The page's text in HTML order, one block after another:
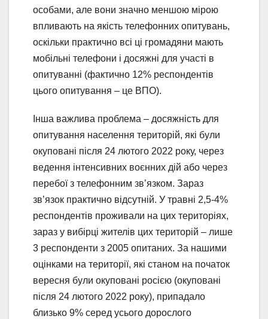
особами, але вони значно меншою мірою
впливають на якість телефонних опитувань,
оскільки практично всі ці громадяни мають
мобільні телефони і досяжні для участі в
опитуванні (фактично 12% респондентів
цього опитування – це ВПО).
Інша важлива проблема – досяжність для
опитування населення територій, які були
окуповані після 24 лютого 2022 року, через
ведення інтенсивних воєнних дій або через
перебої з телефонним зв’язком. Зараз
зв’язок практично відсутній. У травні 2,5-4%
респондентів проживали на цих територіях,
зараз у вибірці жителів цих територій – лише
3 респонденти з 2005 опитаних. За нашими
оцінками на території, які станом на початок
вересня були окуповані росією (окуповані
після 24 лютого 2022 року), припадало
близько 9% серед усього дорослого